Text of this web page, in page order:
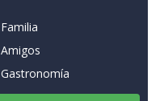
Familia
Amigos
Gastronomía